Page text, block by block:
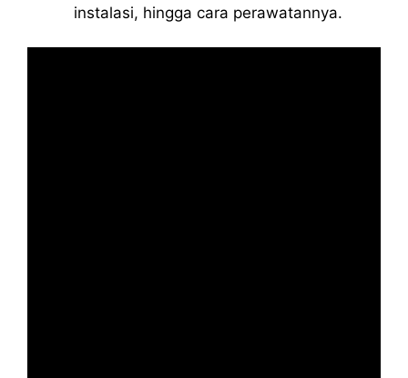
instalasi, hingga cara perawatannya.